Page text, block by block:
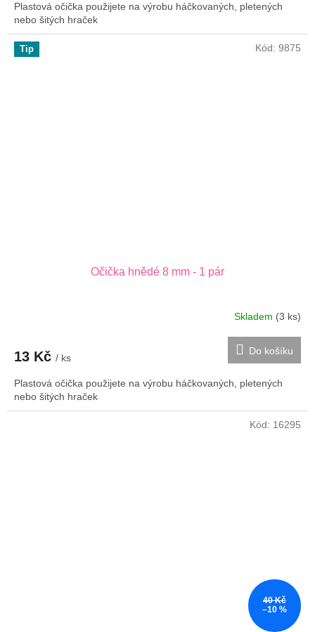
Plastová očička použijete na výrobu háčkovaných, pletených
nebo šitých hraček
Tip
Očička hnědé 8 mm - 1 pár
Skladem (3 ks)
13 Kč / ks
Do košíku
Plastová očička použijete na výrobu háčkovaných, pletených
nebo šitých hraček
Kód: 9875
40 Kč
–10 %
Kód: 16295